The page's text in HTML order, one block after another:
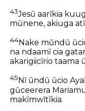
43Jesũ aarĩkia
mũnene, akiuga
44Nake mũndũ
na ndaamĩ cia
akarigiicĩrio taama
45 Nĩ ũndũ ũcio
gũceerera
makĩmwĩtĩkia.